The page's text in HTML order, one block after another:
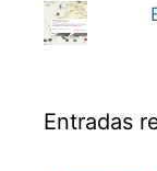
Entradas